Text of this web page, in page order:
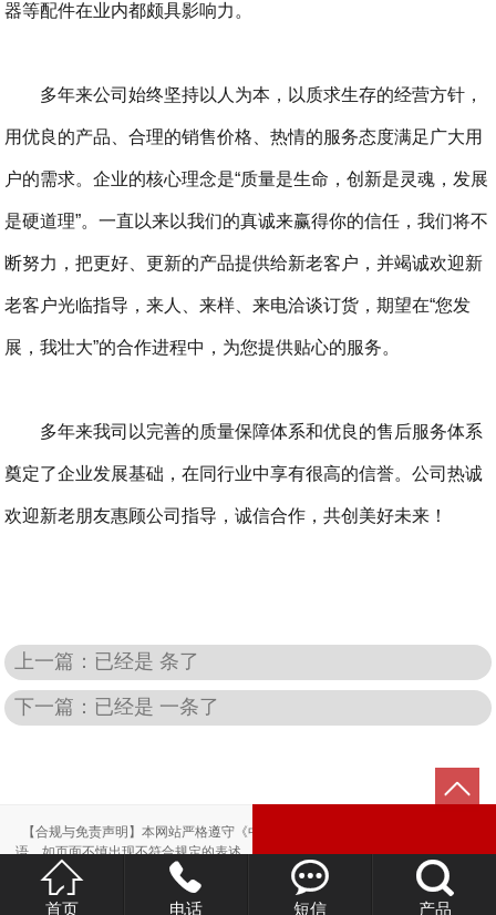
器等配件在业内都颇具影响力。
多年来公司始终坚持以人为本，以质求生存的经营方针，
用优良的产品、合理的销售价格、热情的服务态度满足广大用
户的需求。企业的核心理念是“质量是生命，创新是灵魂，发展
是硬道理”。一直以来以我们的真诚来赢得你的信任，我们将不
断努力，把更好、更新的产品提供给新老客户，并竭诚欢迎新
老客户光临指导，来人、来样、来电洽谈订货，期望在“您发
展，我壮大”的合作进程中，为您提供贴心的服务。
多年来我司以完善的质量保障体系和优良的售后服务体系
奠定了企业发展基础，在同行业中享有很高的信誉。公司热诚
欢迎新老朋友惠顾公司指导，诚信合作，共创美好未来！
上一篇：已经是 条了
下一篇：已经是 一条了

首页

电话

短信

产品
【合规与免责声明】本网站严格遵守《中华人民共和国广告法》，尽力规范用
语。如页面不慎出现不符合规定的表述，敬请联系我们，将立即更正；相关内容
仅供参考，不构成交易依据。
本站部分素材来自网络，如有侵权，请联系删除。